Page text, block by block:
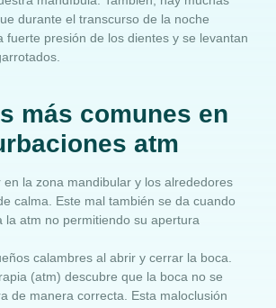
durante el transcurso de la noche
fuerte presión de los dientes y se levantan
más comunes en
atm
en la zona mandibular y los alrededores
calma. Este mal también se da cuando
la atm no permitiendo su apertura
calambres al abrir y cerrar la boca.
(atm) descubre que la boca no se
de manera correcta. Esta maloclusión